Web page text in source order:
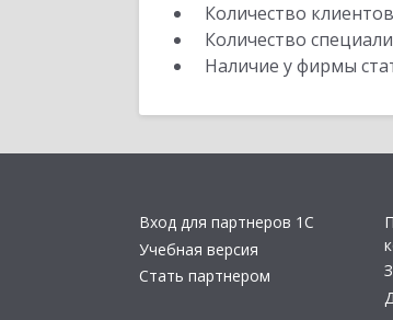
Количество
Количество
Наличие у фирмы
Вход для партнеров 1С
Учебная версия
Стать партнером